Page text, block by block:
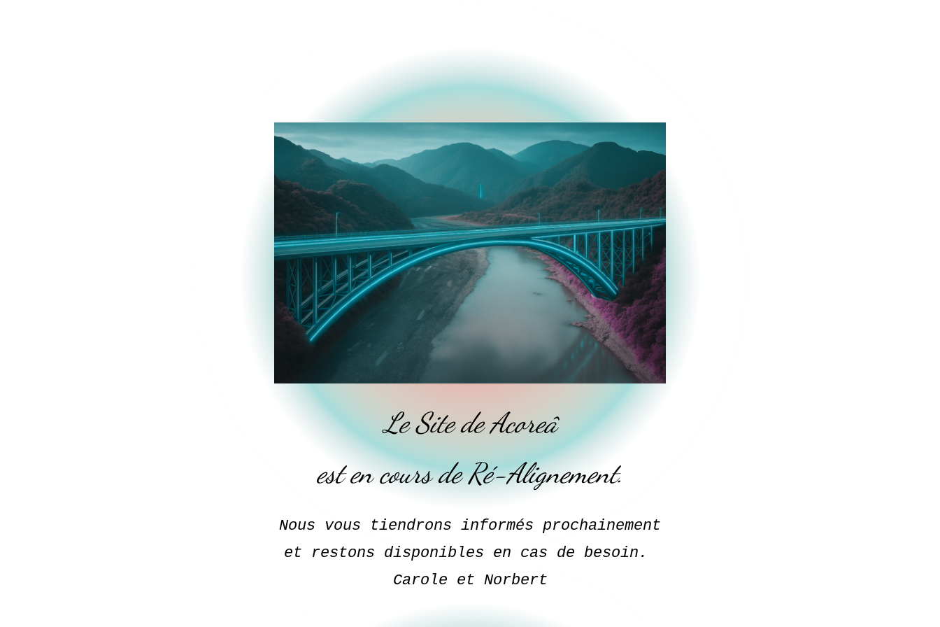
Le Site de Acoreâ
est en cours de Ré-Alignement.
Nous vous tiendrons informés prochainement
et restons disponibles en cas de besoin.
Carole et Norbert